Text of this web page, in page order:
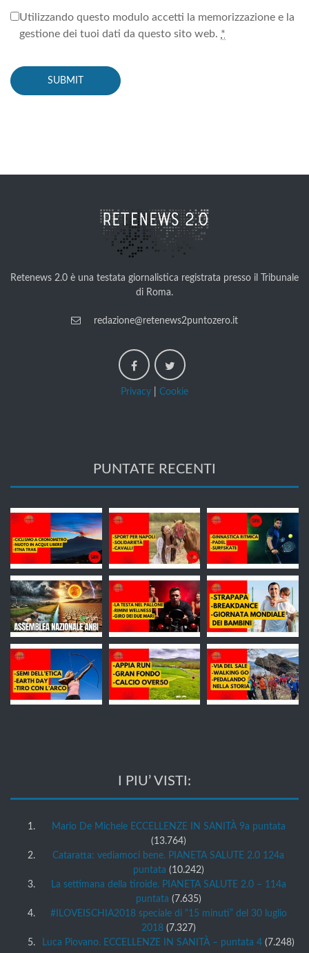
Utilizzando questo modulo accetti la memorizzazione e la
gestione dei tuoi dati da questo sito web. *
Retenews 2.0 è una testata giornalistica registrata presso il Tribunale
di Roma.
redazione@retenews2puntozero.it
Privacy Cookie
PUNTATE RECENTI
I PIU’ VISTI:
Mario De Michele ECCELLENZE IN SANITÀ 9a puntata
(13.764)
Cataratta: vediamoci bene. PIANETA SALUTE 2.0 124a
puntata (10.242)
La settimana della tiroide. PIANETA SALUTE 2.0 – 114a
puntata (7.635)
#ILOVEISCHIA2018 speciale di “15 minuti” del 30 luglio
2018 (7.327)
Luca Piovano. ECCELLENZE IN SANITÀ – puntata 4 (7.248)